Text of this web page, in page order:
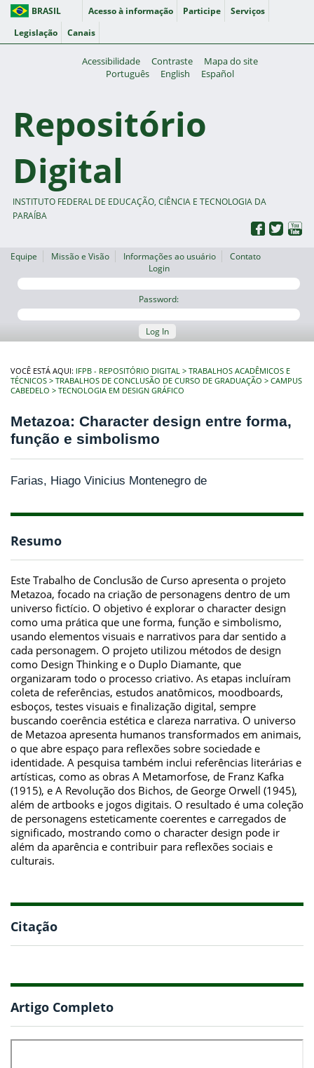
BRASIL Acesso à informação Participe
Serviços
Legislação
Canais
Acessibilidade Contraste
Mapa do site
Português
English Español
Repositório
Digital
INSTITUTO FEDERAL DE EDUCAÇÃO, CIÊNCIA E TECNOLOGIA DA
PARAÍBA
Equipe Missão e Visão Informações ao usuário
Contato
Login
Password:
Log In
VOCÊ ESTÁ AQUI: IFPB - REPOSITÓRIO DIGITAL
TRABALHOS ACADÊMICOS E
TÉCNICOS
TRABALHOS DE CONCLUSÃO DE CURSO DE GRADUAÇÃO
CAMPUS
CABEDELO
TECNOLOGIA EM DESIGN GRÁFICO
Metazoa: Character design entre forma,
função e simbolismo
Farias, Hiago Vinicius Montenegro de
Resumo
Este Trabalho de Conclusão de Curso apresenta o projeto
Metazoa, focado na criação de personagens dentro de um
universo fictício. O objetivo é explorar o character design
como uma prática que une forma, função e simbolismo,
usando elementos visuais e narrativos para dar sentido a
cada personagem. O projeto utilizou métodos de design
como Design Thinking e o Duplo Diamante, que
organizaram todo o processo criativo. As etapas incluíram
coleta de referências, estudos anatômicos, moodboards,
esboços, testes visuais e finalização digital, sempre
buscando coerência estética e clareza narrativa. O universo
de Metazoa apresenta humanos transformados em animais,
o que abre espaço para reflexões sobre sociedade e
identidade. A pesquisa também inclui referências literárias e
artísticas, como as obras A Metamorfose, de Franz Kafka
(1915), e A Revolução dos Bichos, de George Orwell (1945),
além de artbooks e jogos digitais. O resultado é uma coleção
de personagens esteticamente coerentes e carregados de
significado, mostrando como o character design pode ir
além da aparência e contribuir para reflexões sociais e
culturais.
Citação
Artigo Completo